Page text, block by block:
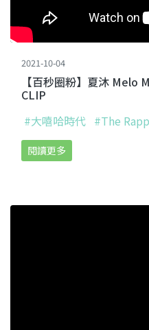
2021-10-04
【百秒圈粉】夏沐 Melo
CLIP
#大嘻哈時代 #The
閱讀更多